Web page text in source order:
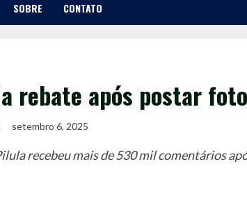
SOBRE CONTATO
rebate após postar
setembro 6, 2025
recebeu mais de 530 mil comentários